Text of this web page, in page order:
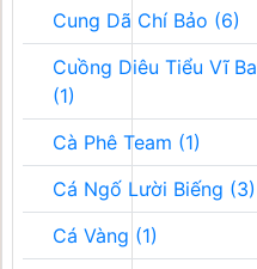
Cung Dã Chí Bảo (6)
Cuồng Diêu Tiểu Vĩ Ba
(1)
Cà Phê Team (1)
Cá Ngố Lười Biếng (3)
Cá Vàng (1)